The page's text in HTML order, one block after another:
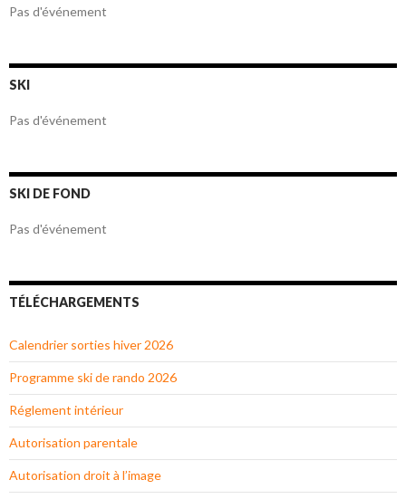
Pas d'événement
SKI
Pas d'événement
SKI DE FOND
Pas d'événement
TÉLÉCHARGEMENTS
Calendrier sorties hiver 2026
Programme ski de rando 2026
Réglement intérieur
Autorisation parentale
Autorisation droit à l’image